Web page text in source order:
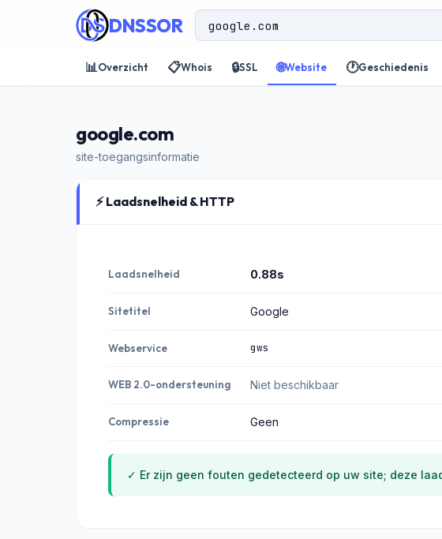
DNSSOR
📊Overzicht 📋Whois 🔒SSL 🌐Website 🕐Geschiedenis
google.com
site-toegangsinformatie
⚡ Laadsnelheid & HTTP
Laadsnelheid 0.88s
Sitetitel Google
Webservice gws
WEB 2.0-ondersteuning Niet beschikbaar
Compressie Geen
✓ Er zijn geen fouten gedetecteerd op uw site; deze